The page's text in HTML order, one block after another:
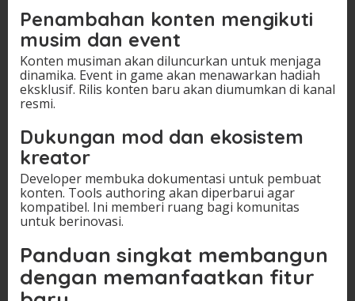
Penambahan konten mengikuti
musim dan event
Konten musiman akan diluncurkan untuk menjaga
dinamika. Event in game akan menawarkan hadiah
eksklusif. Rilis konten baru akan diumumkan di kanal
resmi.
Dukungan mod dan ekosistem
kreator
Developer membuka dokumentasi untuk pembuat
konten. Tools authoring akan diperbarui agar
kompatibel. Ini memberi ruang bagi komunitas
untuk berinovasi.
Panduan singkat membangun
dengan memanfaatkan fitur